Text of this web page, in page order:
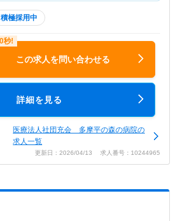
積極採用中
この求人を問い合わせる
詳細を見る
医療法人社団充会 多摩平の森の病院の
求人一覧
更新日：2026/04/13 求人番号：10244965